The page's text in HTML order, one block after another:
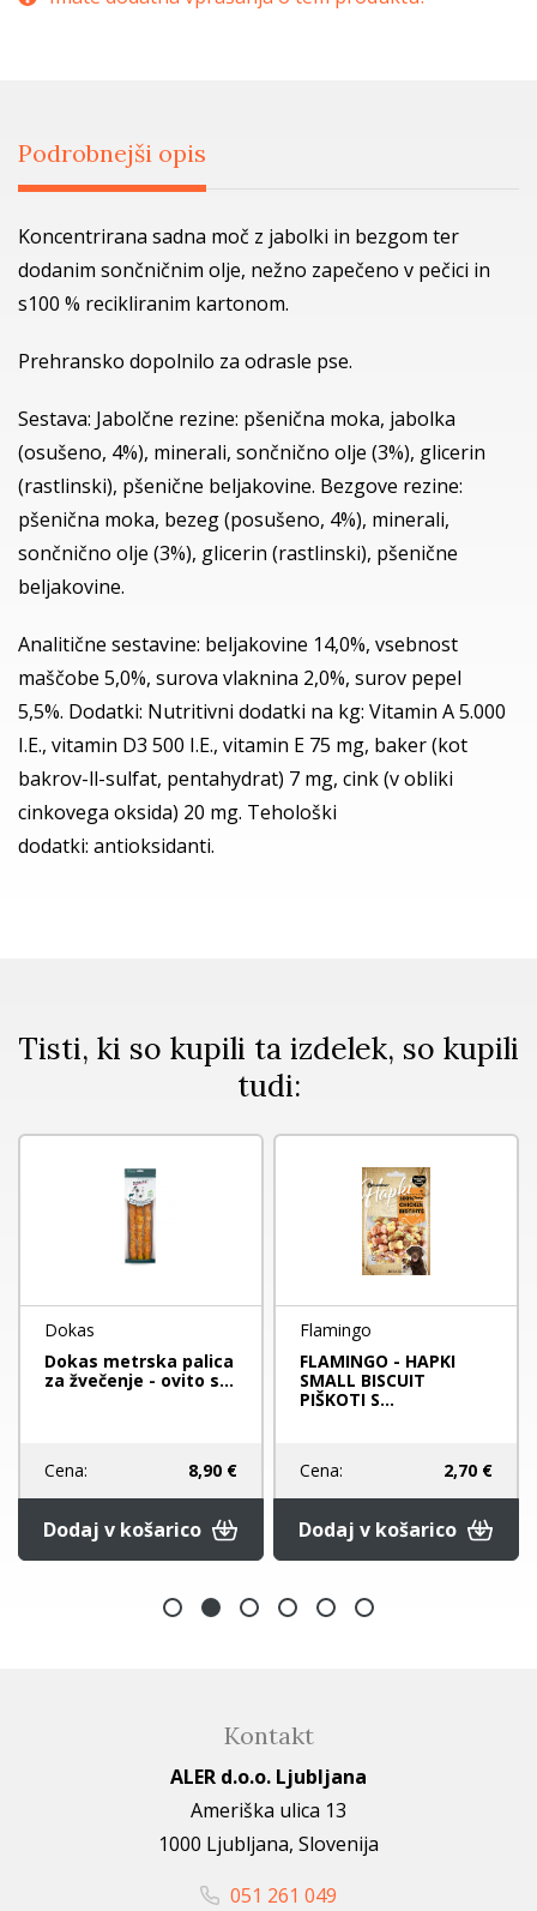
Podrobnejši opis
Koncentrirana sadna moč z jabolki in bezgom ter
dodanim sončničnim olje, nežno zapečeno v pečici in
s100 % recikliranim kartonom.
Prehransko dopolnilo za odrasle pse.
Sestava: Jabolčne rezine: pšenična moka, jabolka
(osušeno, 4%), minerali, sončnično olje (3%), glicerin
(rastlinski), pšenične beljakovine. Bezgove rezine:
pšenična moka, bezeg (posušeno, 4%), minerali,
sončnično olje (3%), glicerin (rastlinski), pšenične
beljakovine.
Analitične sestavine: beljakovine 14,0%, vsebnost
maščobe 5,0%, surova vlaknina 2,0%, surov pepel
5,5%. Dodatki: Nutritivni dodatki na kg: Vitamin A 5.000
I.E., vitamin D3 500 I.E., vitamin E 75 mg, baker (kot
bakrov-ll-sulfat, pentahydrat) 7 mg, cink (v obliki
cinkovega oksida) 20 mg. Tehološki
dodatki: antioksidanti.
Tisti, ki so kupili ta izdelek, so kupili
tudi:
Dokas
Dokas metrska palica
za žvečenje - ovito s...
Cena: 8,90 €
Dodaj v košarico
Flamingo
FLAMINGO - HAPKI
SMALL BISCUIT
PIŠKOTI S...
Cena: 2,70 €
Dodaj v košarico
Kontakt
ALER d.o.o. Ljubljana
Ameriška ulica 13
1000 Ljubljana, Slovenija
051 261 049